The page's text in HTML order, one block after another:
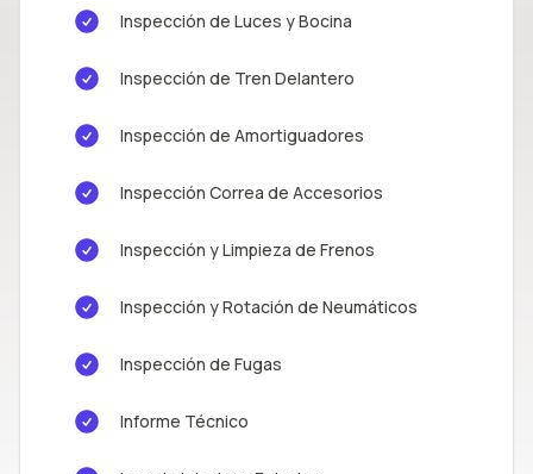
Inspección de Luces y Bocina
Inspección de Tren Delantero
Inspección de Amortiguadores
Inspección Correa de Accesorios
Inspección y Limpieza de Frenos
Inspección y Rotación de Neumáticos
Inspección de Fugas
Informe Técnico